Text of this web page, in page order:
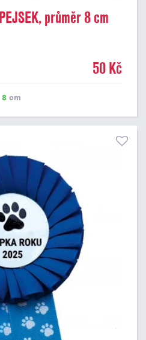
průměr 8 cm
50 Kč
8 cm